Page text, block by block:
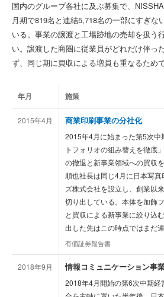
国内のグループ各社に及ぶ募集で、
月期で819名と連結5,718名の一部にすぎな
いる。事業の譲渡と工場跡地の売却を扱う
い。譲渡した商圏に従業員がどれだけ伴っ
ず、同じ期に買収による増員も重なるためで
年月 施策
2015年4月 商業印刷事業の分社化
2015年4月に始まった第5次中
トフォリオの組み替えを徹底
の撤退と新事業領域への買収
順也社長は同じ4月に日本写
ズ株式会社を設立し、創業以
切り出している。本体を加飾
と買収による新事業に絞り込
出した先はこの時点ではまだ
有価証券報告書
2018年9月 情報コミュニケーション事
2018年4月開始の第6次中期経